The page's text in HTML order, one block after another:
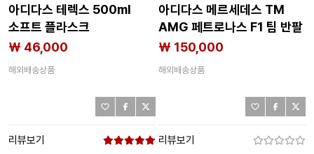
아디다스 테렉스 500ml
소프트 플라스크
2142170931
₩ 46,000
해외배송상품
리뷰보기
아디다스 메르세데스 TM
AMG 페트로나스 F1 팀 반팔
폴로 셔츠 141516497
₩ 150,000
해외배송상품
리뷰보기